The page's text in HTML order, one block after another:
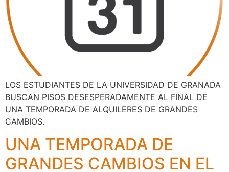
LOS ESTUDIANTES DE LA UNIVERSIDAD DE GRANADA
BUSCAN PISOS DESESPERADAMENTE AL FINAL DE
UNA TEMPORADA DE ALQUILERES DE GRANDES
CAMBIOS.
UNA TEMPORADA DE
GRANDES CAMBIOS EN EL